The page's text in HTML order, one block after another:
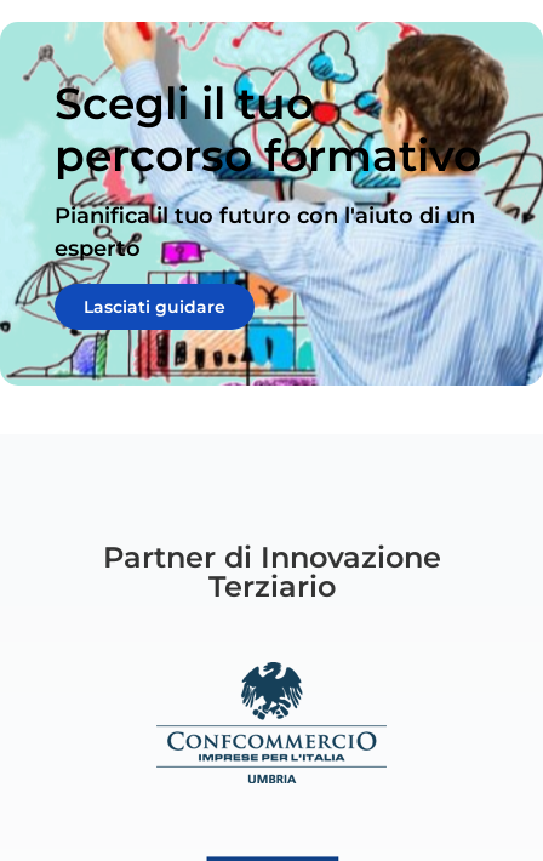
Scegli il tuo
percorso formativo
Pianifica il tuo futuro con l'aiuto di un
esperto
Lasciati guidare
Partner di Innovazione
Terziario